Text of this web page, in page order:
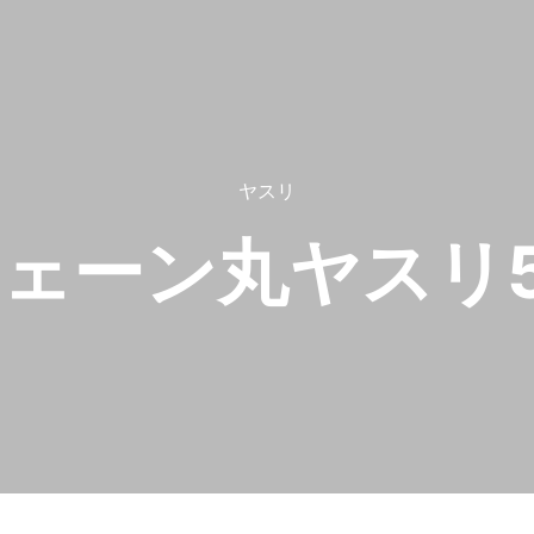
ヤスリ
ーン丸ヤス